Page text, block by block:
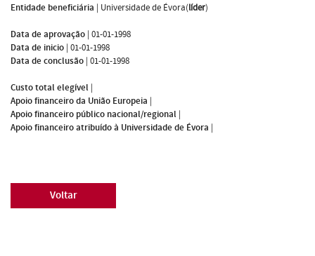
Entidade beneficiária | Universidade de Évora(líder)
Data de aprovação | 01-01-1998
Data de inicio | 01-01-1998
Data de conclusão | 01-01-1998
Custo total elegível |
Apoio financeiro da União Europeia |
Apoio financeiro público nacional/regional |
Apoio financeiro atribuído à Universidade de Évora |
Voltar